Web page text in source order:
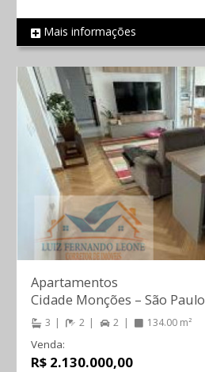
REF 760
Mais informações
Apartamentos
Cidade Monções – São Paulo
3 2 2 134.00 m²
Venda:
R$ 2.130.000,00